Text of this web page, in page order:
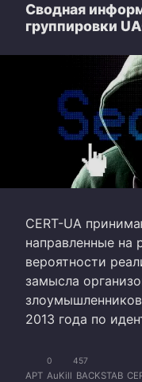
Сводная
группировки
CERT-UA
направленные
вероятности
замысла
2013 года по
0 457
APT AuKill BACKSTAB